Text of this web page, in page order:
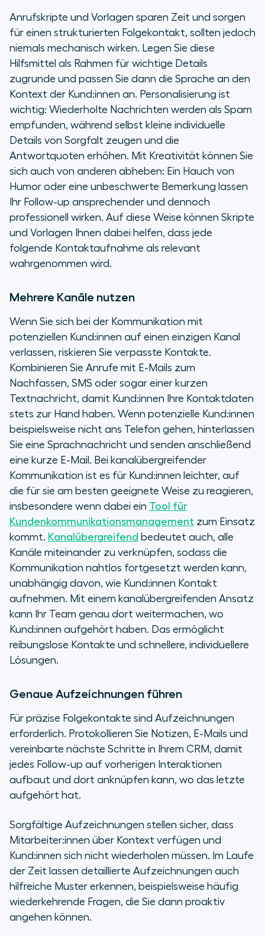
Anrufskripte und Vorlagen sparen Zeit und sorgen
für einen strukturierten Folgekontakt, sollten jedoch
niemals mechanisch wirken. Legen Sie diese
Hilfsmittel als Rahmen für wichtige Details
zugrunde und passen Sie dann die Sprache an den
Kontext der Kund:innen an. Personalisierung ist
wichtig: Wiederholte Nachrichten werden als Spam
empfunden, während selbst kleine individuelle
Details von Sorgfalt zeugen und die
Antwortquoten erhöhen. Mit Kreativität können Sie
sich auch von anderen abheben: Ein Hauch von
Humor oder eine unbeschwerte Bemerkung lassen
Ihr Follow-up ansprechender und dennoch
professionell wirken. Auf diese Weise können Skripte
und Vorlagen Ihnen dabei helfen, dass jede
folgende Kontaktaufnahme als relevant
wahrgenommen wird.
Mehrere Kanäle nutzen
Wenn Sie sich bei der Kommunikation mit
potenziellen Kund:innen auf einen einzigen Kanal
verlassen, riskieren Sie verpasste Kontakte.
Kombinieren Sie Anrufe mit E-Mails zum
Nachfassen, SMS oder sogar einer kurzen
Textnachricht, damit Kund:innen Ihre Kontaktdaten
stets zur Hand haben. Wenn potenzielle Kund:innen
beispielsweise nicht ans Telefon gehen, hinterlassen
Sie eine Sprachnachricht und senden anschließend
eine kurze E-Mail. Bei kanalübergreifender
Kommunikation ist es für Kund:innen leichter, auf
die für sie am besten geeignete Weise zu reagieren,
insbesondere wenn dabei ein Tool für
Kundenkommunikationsmanagement zum Einsatz
kommt. Kanalübergreifend bedeutet auch, alle
Kanäle miteinander zu verknüpfen, sodass die
Kommunikation nahtlos fortgesetzt werden kann,
unabhängig davon, wie Kund:innen Kontakt
aufnehmen. Mit einem kanalübergreifenden Ansatz
kann Ihr Team genau dort weitermachen, wo
Kund:innen aufgehört haben. Das ermöglicht
reibungslose Kontakte und schnellere, individuellere
Lösungen.
Genaue Aufzeichnungen führen
Für präzise Folgekontakte sind Aufzeichnungen
erforderlich. Protokollieren Sie Notizen, E-Mails und
vereinbarte nächste Schritte in Ihrem CRM, damit
jedes Follow-up auf vorherigen Interaktionen
aufbaut und dort anknüpfen kann, wo das letzte
aufgehört hat.
Sorgfältige Aufzeichnungen stellen sicher, dass
Mitarbeiter:innen über Kontext verfügen und
Kund:innen sich nicht wiederholen müssen. Im Laufe
der Zeit lassen detaillierte Aufzeichnungen auch
hilfreiche Muster erkennen, beispielsweise häufig
wiederkehrende Fragen, die Sie dann proaktiv
angehen können.